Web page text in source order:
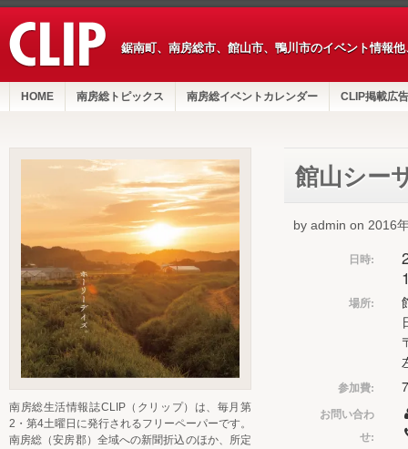
鋸南町、南房総市、館山市、鴨川市のイベント情報
HOME 南房総トピックス 南房総イベントカレンダー CLIP掲載広告
館山シー
by admin on 2016
日時:
場所:
参加費:
お問い合わ
せ:
南房総生活情報誌CLIP（クリップ）は、毎月第
2・第4土曜日に発行されるフリーペーパーです。
南房総（安房郡）全域への新聞折込のほか、所定